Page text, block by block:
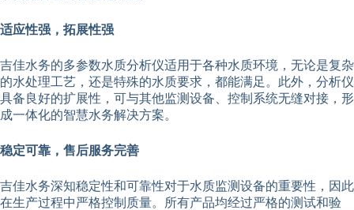
适应性强，拓展性强
吉佳水务的多参数水质分析仪适用于各种水质环境，无论是复杂
的水处理工艺，还是特殊的水质要求，都能满足。此外，分析仪
具备良好的扩展性，可与其他监测设备、控制系统无缝对接，形
成一体化的智慧水务解决方案。
稳定可靠，售后服务完善
吉佳水务深知稳定性和可靠性对于水质监测设备的重要性，因此
在生产过程中严格控制质量。所有产品均经过严格的测试和验